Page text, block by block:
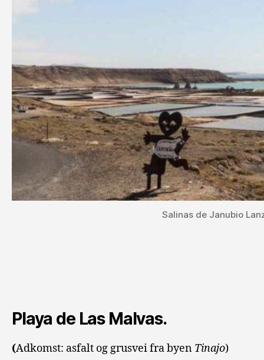
Salinas de Janubio
Playa de Las Malvas.
(Adkomst: asfalt og grusvei fra byen Tinajo)